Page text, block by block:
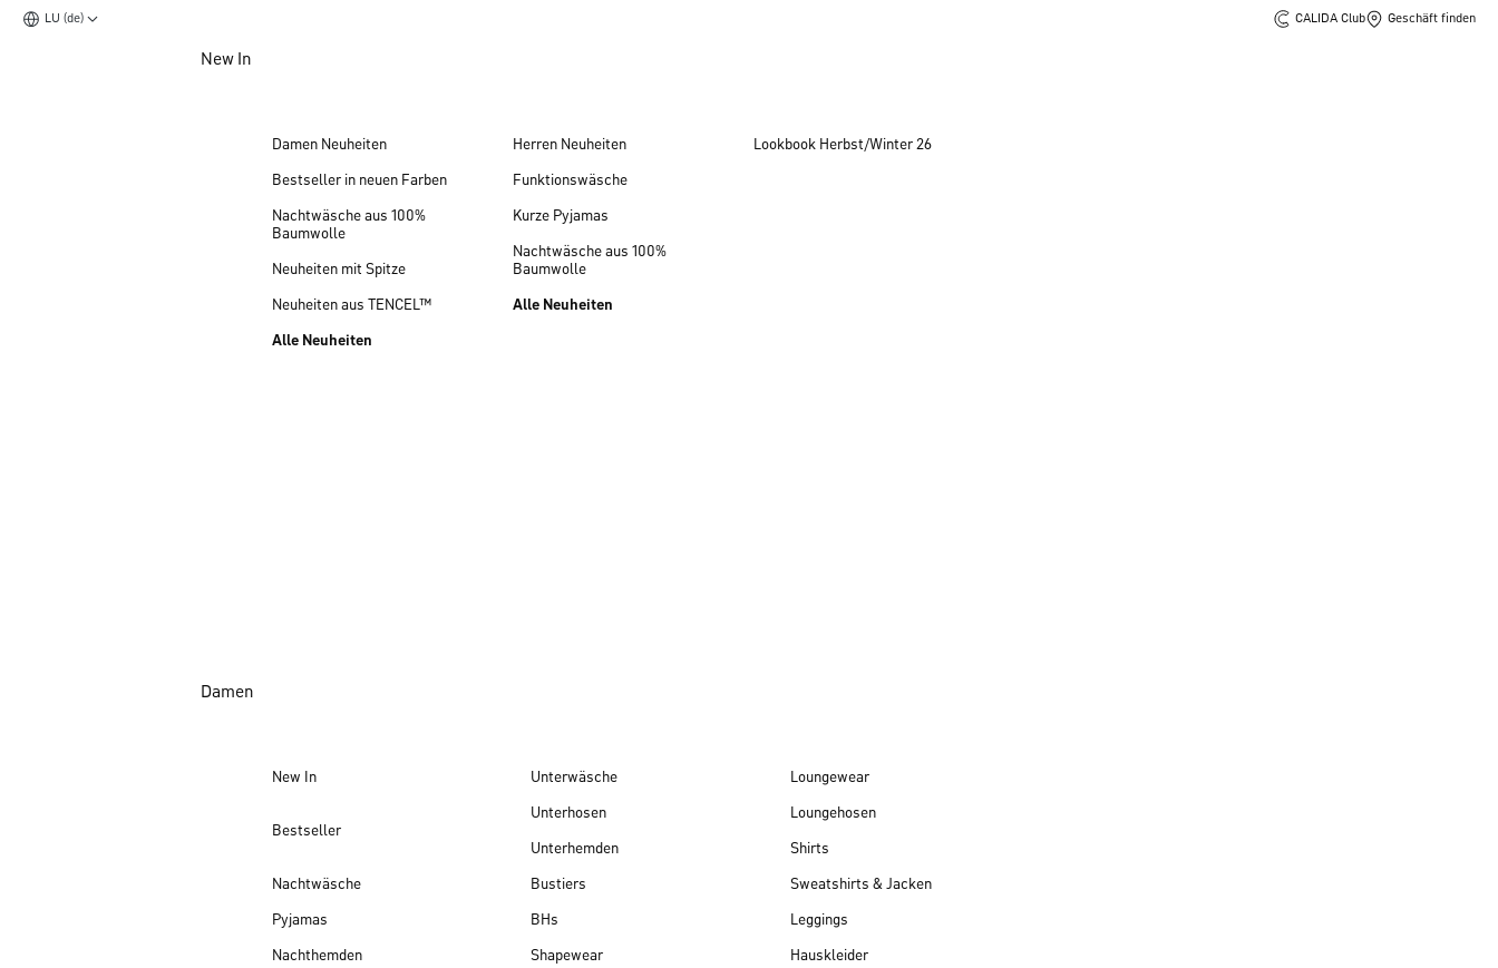
LU (de) CALIDA Club Geschäft finden
Zum Hauptinhalt springenNew In
Damen Neuheiten
Bestseller in neuen Farben
Nachtwäsche aus 100%
Baumwolle
Neuheiten mit Spitze
Neuheiten aus TENCEL™
Alle Neuheiten
Herren Neuheiten
Funktionswäsche
Kurze Pyjamas
Nachtwäsche aus 100%
Baumwolle
Alle Neuheiten
Lookbook Herbst/Winter 26
Damen
New In
Bestseller
Nachtwäsche
Pyjamas
Nachthemden
Unterwäsche
Unterhosen
Unterhemden
Bustiers
BHs
Shapewear
Loungewear
Loungehosen
Shirts
Sweatshirts & Jacken
Leggings
Hauskleider